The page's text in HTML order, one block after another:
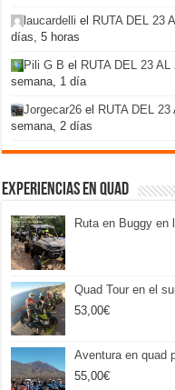
laucardelli el RUTA DEL 23
días, 5 horas
Pili G B el RUTA DEL 23
semana, 1 día
Jorgecar26 el RUTA DEL
semana, 2 días
Experiencias en Quad
Ruta en Buggy en
Quad Tour en el
53,00€
Aventura en quad
55,00€